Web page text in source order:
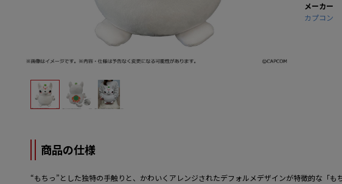
メーカー
カプコン
商品の仕様
“もちっ”とした独特の手触りと、かわいくアレンジされたデフォルメデザインが特徴的な「